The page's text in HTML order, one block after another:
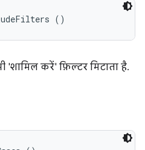
()
'शामिल करें' फ़िल्टर मिटाता है.